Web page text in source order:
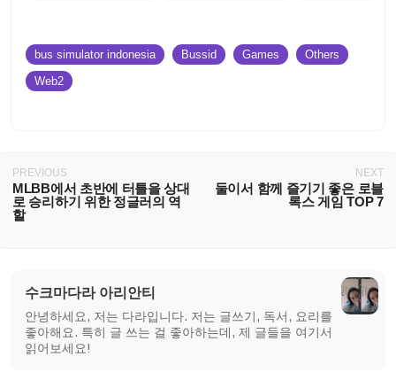
bus simulator indonesia Bussid Games
Others
Web2
PREVIOUS
MLBB에서 초반에 터틀을 상대
로 승리하기 위한 정글러의 역
할
NEXT
둘이서 함께 즐기기 좋은 로블
록스 게임 TOP 7
수크마다라 아리안티
안녕하세요, 저는 다라입니다. 저는 글쓰기, 독서, 요리를
좋아해요. 특히 글 쓰는 걸 좋아하는데, 제 글들을 여기서
읽어보세요!